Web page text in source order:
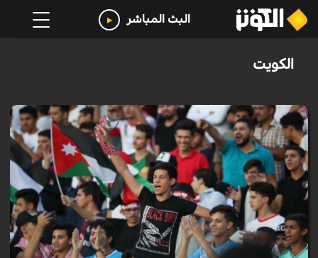
البث المباشر
الكويت